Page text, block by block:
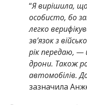
“Я вирішила,
особисто, бо
легко
зв’язок з
рік передаю,
дрони. Також
автомобілів.
зазначила